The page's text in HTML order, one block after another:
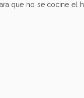
que no se cocine el